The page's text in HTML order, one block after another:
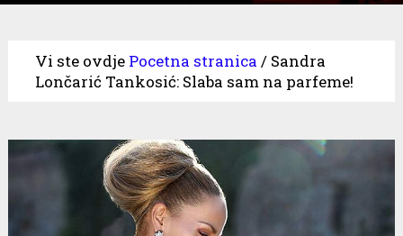
Vi ste ovdje Pocetna stranica / Sandra
Lončarić Tankosić: Slaba sam na parfeme!